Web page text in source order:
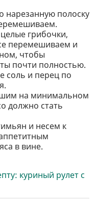
нарезанную полоску
грибочки,
перемешиваем и
чтобы
почти полностью.
соль и перец по
на минимальном
должно стать
и несем к
в вине.
куриный рулет с